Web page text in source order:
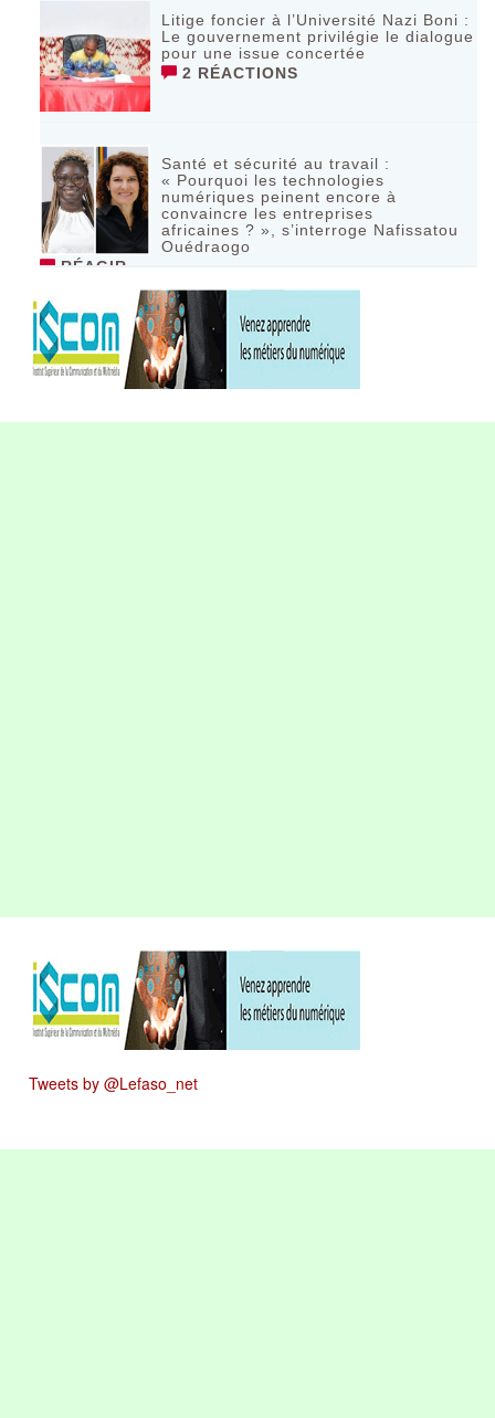
Litige foncier à l’Université Nazi Boni :
Le gouvernement privilégie le dialogue
pour une issue concertée
2 RÉACTIONS
Santé et sécurité au travail :
« Pourquoi les technologies
numériques peinent encore à
convaincre les entreprises
africaines ? », s’interroge Nafissatou
Ouédraogo
RÉAGIR
Tweets by @Lefaso_net